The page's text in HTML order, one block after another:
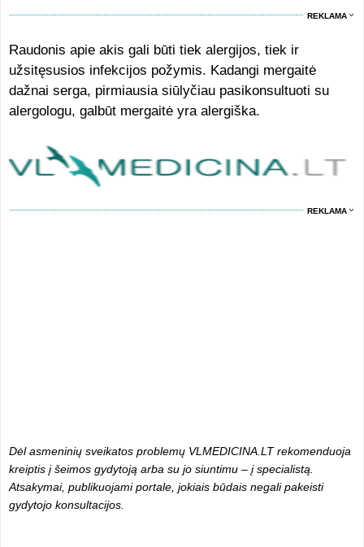
REKLAMA
Raudonis apie akis gali būti tiek alergijos, tiek ir
užsitęsusios infekcijos požymis. Kadangi mergaitė
dažnai serga, pirmiausia siūlyčiau pasikonsultuoti su
alergologu, galbūt mergaitė yra alergiška.
REKLAMA
Dėl asmeninių sveikatos problemų VLMEDICINA.LT rekomenduoja
kreiptis į šeimos gydytoją arba su jo siuntimu – į specialistą.
Atsakymai, publikuojami portale, jokiais būdais negali pakeisti
gydytojo konsultacijos.